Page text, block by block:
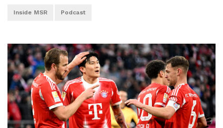
Inside MSR Podcast